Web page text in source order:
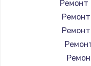
Ремонт